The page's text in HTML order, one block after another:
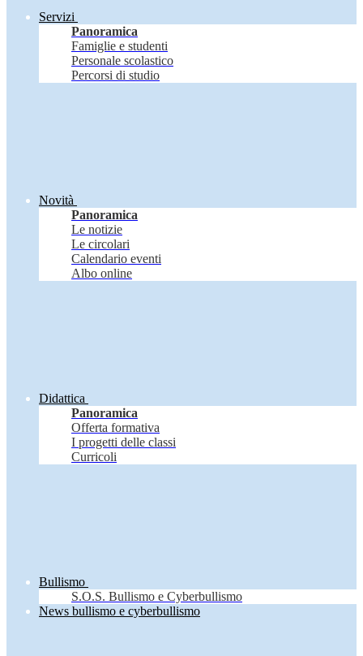
Servizi
Panoramica
Famiglie e studenti
Personale scolastico
Percorsi di studio
Novità
Panoramica
Le notizie
Le circolari
Calendario eventi
Albo online
Didattica
Panoramica
Offerta formativa
I progetti delle classi
Curricoli
Bullismo
S.O.S. Bullismo e Cyberbullismo
News bullismo e cyberbullismo